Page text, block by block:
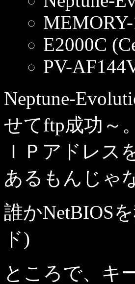
E2000C
PV-
Neptune-
せてftp成功～
ＩＰアドレス
あるもんじゃ
誰かNetBIOS
ド)
ところで、キ